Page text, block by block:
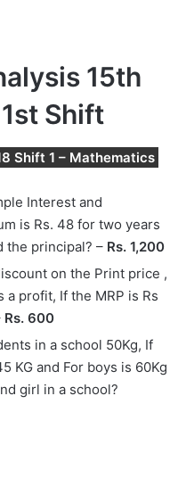
15th
Shift
Shift 1 – Mathematics
Interest and
is Rs. 48 for two years
the principal? – Rs. 1,200
on the Print price ,
a profit, If the MRP is Rs
Rs. 600
in a school 50Kg, If
KG and For boys is 60Kg
girl in a school?